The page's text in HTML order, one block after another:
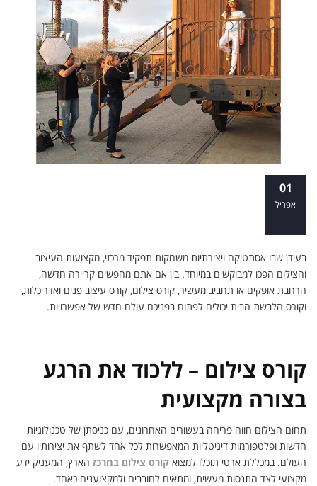
01
אפריל
בעידן שבו אסתטיקה ויצירתיות משחקות תפקיד מרכזי, מקצועות העיצוב
והצילום הפכו למבוקשים במיוחד. בין אם אתם מחפשים קריירה חדשה,
הרחבת אופקים או תחביב מעשיר, קורס צילום, קורס עיצוב פנים ואדריכלות,
וקורס הלבשת הבית יכולים לפתוח בפניכם עולם חדש של אפשרויות.
קורס צילום – ללכוד את הרגע
בצורה מקצועית
תחום הצילום חווה פריחה בעשורים האחרונים, עם כניסתן של טכנולוגיות
חדשות ופלטפורמות דיגיטליות המאפשרות לכל אחד לשתף את יצירותיו עם
העולם. במכללת ארטי תוכלו למצוא קורס צילום במרכז הארץ, המעניק ידע
מקצועי לצד התנסות מעשית, ומתאים לחובבים ולמקצוענים כאחד.